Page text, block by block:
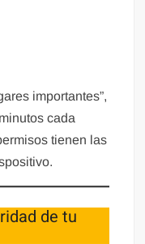
importantes”,
cada
tienen las
de tu